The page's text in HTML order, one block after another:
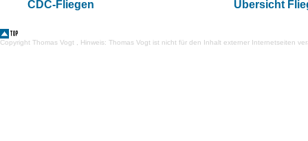
CDC-Fliegen
Übersicht
Copyright Thomas Vogt , Hinweis: Thomas Vogt ist nicht für den Inhalt externer Internetseiten